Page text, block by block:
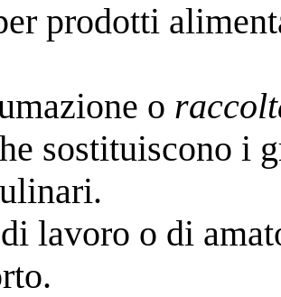
prodotti
o
sostituiscono i
lavoro o di